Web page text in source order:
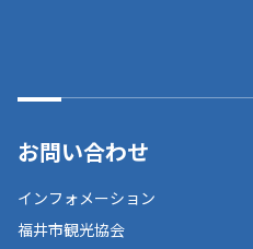
お問い合わせ
インフォメーション
福井市観光協会